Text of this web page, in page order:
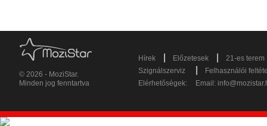
© 2026 - MoziStar.
Minden jog fenntartva
Hírek Előzetesek
21-es terem
Szignálszerviz
Felhasználói
Elérhetőségek:
Email: